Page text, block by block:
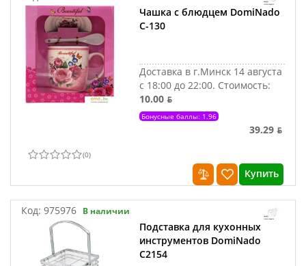
Чашка с блюдцем DomiNado
C-130
Доставка в г.Минск 14 августа
с 18:00 до 22:00. Стоимость:
10.00 ƃ
Бонусные баллы: 1.96
39.29 ƃ
(0)
Купить
Код: 975976 В наличии
Подставка для кухонных
инструментов DomiNado
C2154